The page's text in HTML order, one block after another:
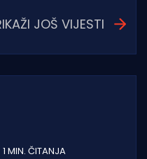
JOŠ VIJESTI
1 MIN. ČITANJA